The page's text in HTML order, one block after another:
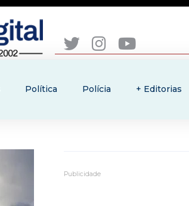
Política Polícia + Editorias
Publicidade